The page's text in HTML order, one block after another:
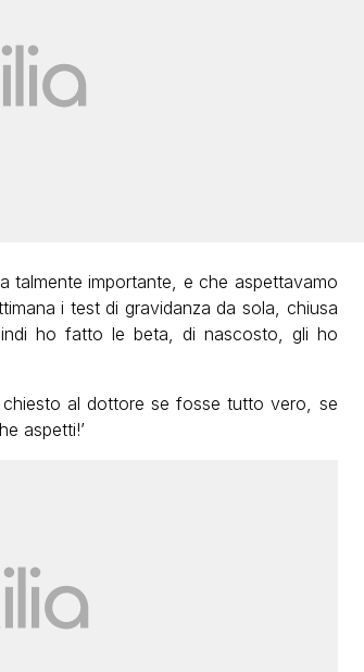
talmente importante, e che aspettavamo
i test di gravidanza da sola, chiusa
ho fatto le beta, di nascosto, gli ho
al dottore se fosse tutto vero, se
aspetti!’